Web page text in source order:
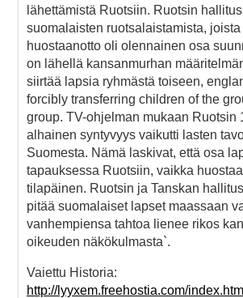
lähettämistä Ruotsiin. Ruotsin
suomalaisten ruotsalaistamista, joista
huostaanotto oli olennainen osa
on lähellä kansanmurhan
siirtää lapsia ryhmästä toiseen,
forcibly transferring children of the
group. TV-ohjelman mukaan Ruotsin
alhainen syntyvyys vaikutti lasten
Suomesta. Nämä laskivat, että osa
tapauksessa Ruotsiin, vaikka
tilapäinen. Ruotsin ja Tanskan
pitää suomalaiset lapset maassaan
vanhempiensa tahtoa lienee rikos
oikeuden näkökulmasta`.
Vaiettu Historia:
http://lyyxem.freehostia.com/index.htm